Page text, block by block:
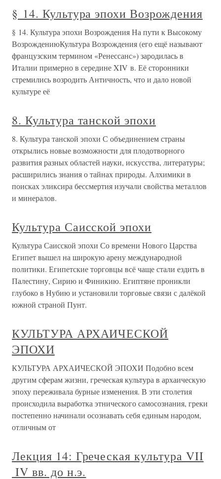
§ 14. Культура эпохи Возрождения
§ 14. Культура эпохи Возрождения На пути к Высокому
ВозрождениюКультура Возрождения (его ещё называют
французским термином «Ренессанс») зародилась в
Италии примерно в середине XIV в. Её сторонники
стремились возродить Античность, что и дало новой
культуре её
8. Культура танской эпохи
8. Культура танской эпохи С объединением страны
открылись новые возможности для плодотворного
развития разных областей науки, искусства, литературы;
расширились знания о тайнах природы. Алхимики в
поисках эликсира бессмертия изучали свойства металлов
и минералов.
Культура Саисской эпохи
Культура Саисской эпохи Со времени Нового Царства
Египет вышел на широкую арену международной
политики. Египетские торговцы всё чаще стали ездить в
Палестину, Сирию и Финикию. Египтяне проникли
глубоко в Нубию и установили торговые связи с далёкой
южной страной Пунт.
КУЛЬТУРА АРХАИЧЕСКОЙ
ЭПОХИ
КУЛЬТУРА АРХАИЧЕСКОЙ ЭПОХИ Подобно всем
другим сферам жизни, греческая культура в архаическую
эпоху переживала бурные изменения. В эти столетия
происходила выработка этнического самосознания, греки
постепенно начинали осознавать себя единым народом,
отличным от
Лекция 14: Греческая культура VII
­ IV вв. до н.э.